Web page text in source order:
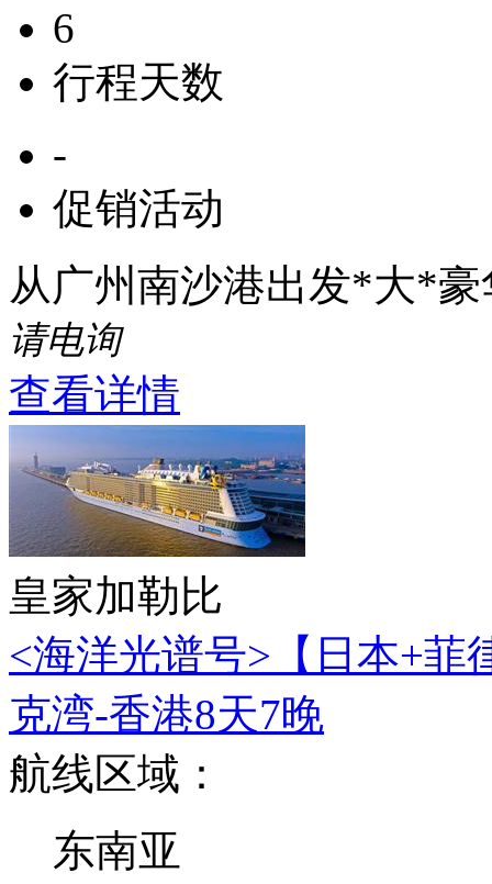
6
行程天数
-
促销活动
从广州南沙港出发*大*
请电询
查看详情
皇家加勒比
<海洋光谱号>【日本+菲
克湾-香港8天7晚
航线区域：
东南亚